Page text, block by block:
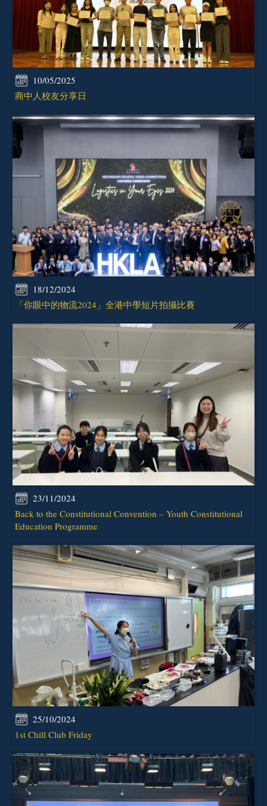
10/05/2025
商中人校友分享日
18/12/2024
「你眼中的物流2024」全港中學短片拍攝比賽
23/11/2024
Back to the Constitutional Convention – Youth Constitutional
Education Programme
25/10/2024
1st Chill Club Friday